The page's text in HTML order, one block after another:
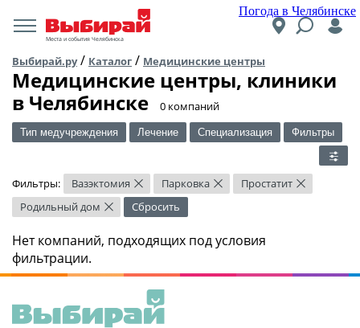
Погода в Челябинске
Места и события Челябинска
Выбирай.ру/ Каталог / Медицинские центры
Медицинские центры, клиники
в Челябинске
​0 компаний
Тип медучреждения Лечение Специализация Фильтры
Фильтры: Вазэктомия × Парковка × Простатит ×
Родильный дом × Сбросить
Нет компаний, подходящих под условия
фильтрации.